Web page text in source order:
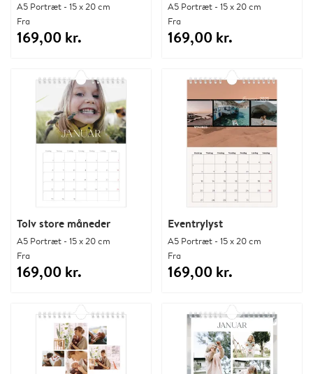
A5 Portræt - 15 x 20 cm
Fra
169,00 kr.
A5 Portræt - 15 x 20 cm
Fra
169,00 kr.
Tolv store måneder
A5 Portræt - 15 x 20 cm
Fra
169,00 kr.
Eventrylyst
A5 Portræt - 15 x 20 cm
Fra
169,00 kr.